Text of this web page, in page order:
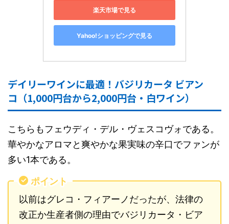
楽天市場で見る
Yahoo!ショッピングで見る
デイリーワインに最適！バジリカータ ビアン
コ（1,000円台から2,000円台・白ワイン）
こちらもフェウディ・デル・ヴェスコヴォである。
華やかなアロマと爽やかな果実味の辛口でファンが
多い1本である。
ポイント
以前はグレコ・フィアーノだったが、法律の
改正か生産者側の理由でバジリカータ・ビア